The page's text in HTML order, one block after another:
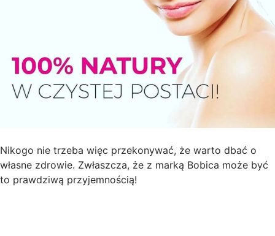
Nikogo nie trzeba więc przekonywać, że warto dbać o
własne zdrowie. Zwłaszcza, że z marką Bobica może być
to prawdziwą przyjemnością!